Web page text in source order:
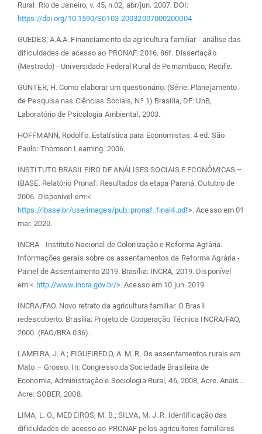
Rural. Rio de Janeiro, v. 45, n.02, abr/jun. 2007. DOI:
https://doi.org/10.1590/S0103-20032007000200004
GUEDES, A.A.A. Financiamento da agricultura familiar - análise das
dificuldades de acesso ao PRONAF. 2016. 86f. Dissertação
(Mestrado) - Universidade Federal Rural de Pernambuco, Recife.
GÜNTER, H. Como elaborar um questionário. (Série: Planejamento
de Pesquisa nas Ciências Sociais, Nº 1) Brasília, DF: UnB,
Laboratório de Psicologia Ambiental, 2003.
HOFFMANN, Rodolfo. Estatística para Economistas. 4 ed. São
Paulo: Thomson Learning. 2006.
INSTITUTO BRASILEIRO DE ANÁLISES SOCIAIS E ECONÔMICAS –
IBASE. Relatório Pronaf: Resultados da etapa Paraná. Outubro de
2006. Disponível em:<
https://ibase.br/userimages/pub_pronaf_final4.pdf>. Acesso em 01
mar. 2020.
INCRA - Instituto Nacional de Colonização e Reforma Agrária.
Informações gerais sobre os assentamentos da Reforma Agrária -
Painel de Assentamento 2019. Brasília: INCRA, 2019. Disponível
em:< http://www.incra.gov.br/>. Acesso em 10 jun. 2019.
INCRA/FAO. Novo retrato da agricultura familiar. O Brasil
redescoberto. Brasília: Projeto de Cooperação Técnica INCRA/FAO,
2000. (FAO/BRA 036).
LAMEIRA, J. A.; FIGUEIREDO, A. M. R. Os assentamentos rurais em
Mato – Grosso. In: Congresso da Sociedade Brasileira de
Economia, Administração e Sociologia Rural, 46, 2008, Acre. Anais...
Acre: SOBER, 2008.
LIMA, L. O.; MEDEIROS, M. B.; SILVA, M. J. R. Identificação das
dificuldades de acesso ao PRONAF pelos agricultores familiares